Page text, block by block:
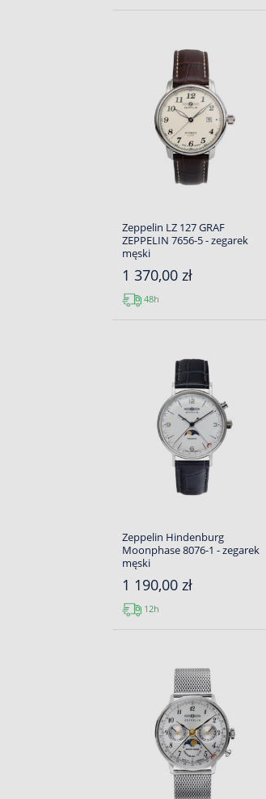
Zeppelin LZ 127 GRAF
ZEPPELIN 7656-5 - zegarek
męski
1 370,00 zł
48h
Zeppelin Hindenburg
Moonphase 8076-1 - zegarek
męski
1 190,00 zł
12h